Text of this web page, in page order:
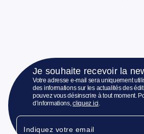
Je souhaite recevoir la
Votre adresse e-mail sera uniquement
des informations sur les actualités des
pouvez vous désinscrire à tout moment.
d’informations,cliquez ici
Indiquez votre email